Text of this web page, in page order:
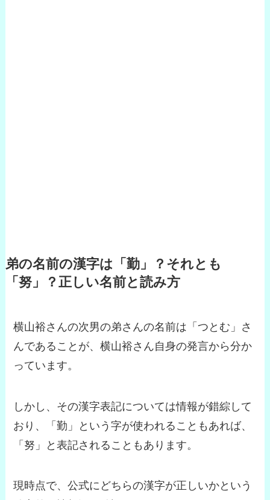
弟の名前の漢字は「勤」？それとも
「努」？正しい名前と読み方
横山裕さんの次男の弟さんの名前は「つとむ」さ
んであることが、横山裕さん自身の発言から分か
っています。
しかし、その漢字表記については情報が錯綜して
おり、「勤」という字が使われることもあれば、
「努」と表記されることもあります。
現時点で、公式にどちらの漢字が正しいかという